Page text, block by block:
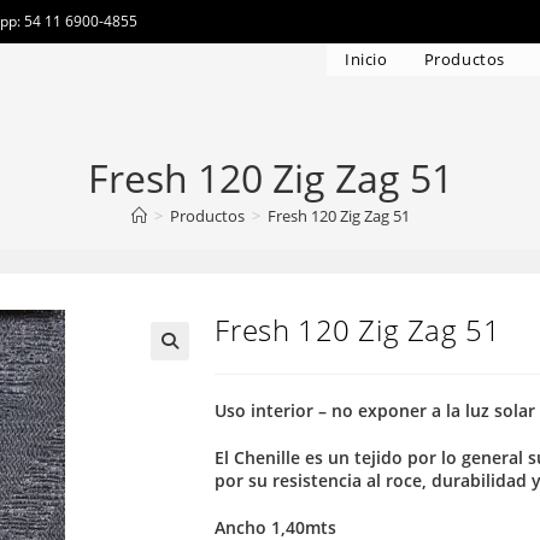
54 11 6900-4855
Inicio Productos
Fresh 120 Zig Zag 51
> Productos > Fresh 120 Zig Zag 51
Fresh 120 Zig Zag 51
Uso interior – no exponer a la luz
El Chenille es un tejido por lo general
por su resistencia al roce, durabilidad
Ancho 1,40mts